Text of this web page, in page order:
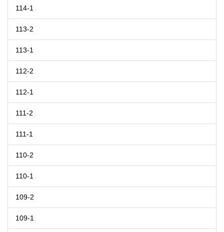
114-1
113-2
113-1
112-2
112-1
111-2
111-1
110-2
110-1
109-2
109-1